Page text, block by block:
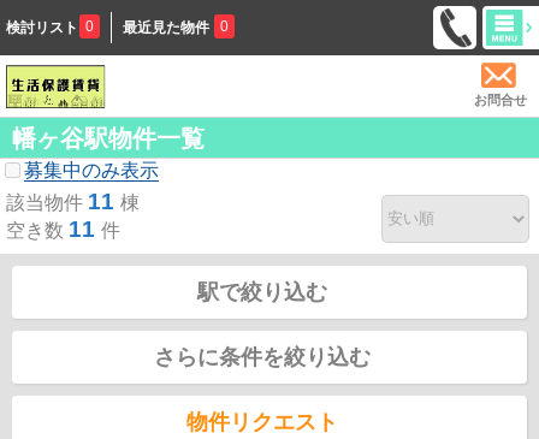
検討リスト 0 最近見た物件 0
お問合せ
幡ヶ谷駅物件一覧
募集中のみ表示
該当物件 11 棟
空き数 11 件
駅で絞り込む
さらに条件を絞り込む
物件リクエスト